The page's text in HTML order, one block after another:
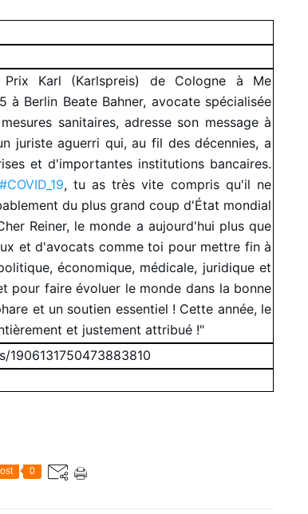
Karl (Karlspreis) de Cologne à Me
Berlin Beate Bahner, avocate spécialisée
sanitaires, adresse son message à
juriste aguerri qui, au fil des décennies, a
et d'importantes institutions bancaires.
#COVID_19, tu as très vite compris qu'il ne
du plus grand coup d'État mondial
Reiner, le monde a aujourd'hui plus que
et d'avocats comme toi pour mettre fin à
économique, médicale, juridique et
pour faire évoluer le monde dans la bonne
et un soutien essentiel ! Cette année, le
et justement attribué !"
1906131750473883810
0